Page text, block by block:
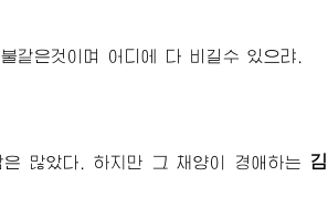
같은것이며 어디에 다 비길수 있으랴.
은 많았다. 하지만 그 채양이 경애하는